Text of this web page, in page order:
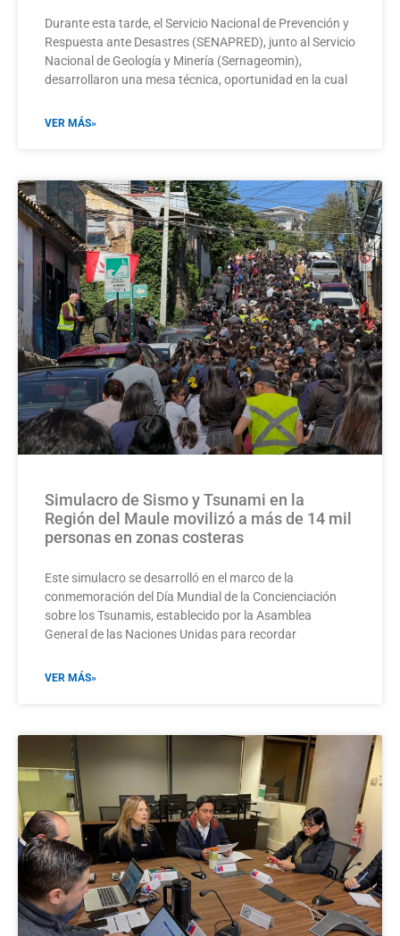
Durante esta tarde, el Servicio Nacional de Prevención y
Respuesta ante Desastres (SENAPRED), junto al Servicio
Nacional de Geología y Minería (Sernageomin),
desarrollaron una mesa técnica, oportunidad en la cual
VER MÁS»
Simulacro de Sismo y Tsunami en la
Región del Maule movilizó a más de 14 mil
personas en zonas costeras
Este simulacro se desarrolló en el marco de la
conmemoración del Día Mundial de la Concienciación
sobre los Tsunamis, establecido por la Asamblea
General de las Naciones Unidas para recordar
VER MÁS»